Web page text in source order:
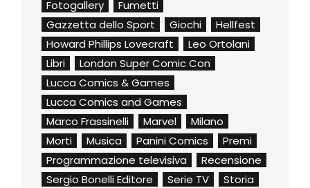
Fotogallery
Fumetti
Gazzetta dello Sport
Giochi
Hellfest
Howard Phillips Lovecraft
Leo Ortolani
Libri
London Super Comic Con
Lucca Comics & Games
Lucca Comics and Games
Marco Frassinelli
Marvel
Milano
Morti
Musica Panini Comics
Premi
Programmazione televisiva
Recensione
Sergio Bonelli Editore
Serie TV
Storia